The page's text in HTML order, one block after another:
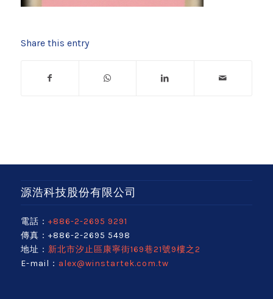
Share this entry
源浩科技股份有限公司
電話： +886-2-2695 9291
傳真：+886-2-2695 5498
地址： 新北市汐止區康寧街169巷21號9樓之2
E-mail： alex@winstartek.com.tw